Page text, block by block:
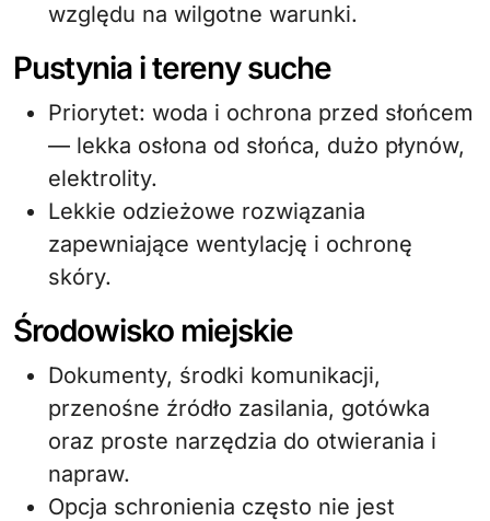
względu na wilgotne warunki.
Pustynia i tereny suche
Priorytet: woda i ochrona przed słońcem
— lekka osłona od słońca, dużo płynów,
elektrolity.
Lekkie odzieżowe rozwiązania
zapewniające wentylację i ochronę
skóry.
Środowisko miejskie
Dokumenty, środki komunikacji,
przenośne źródło zasilania, gotówka
oraz proste narzędzia do otwierania i
napraw.
Opcja schronienia często nie jest